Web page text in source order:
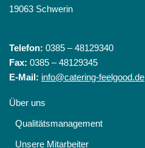
19063 Schwerin
Telefon: 0385 – 48129340
Fax: 0385 – 48129345
E-Mail: info@catering-feelgood.de
Über uns
Qualitätsmanagement
Unsere Mitarbeiter